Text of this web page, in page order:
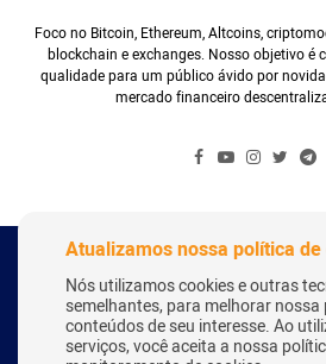
Foco no Bitcoin, Ethereum, Altcoins,
blockchain e exchanges. Nosso objetivo é
qualidade para um público ávido por
mercado financeiro
Copyright Webitcoin 2018 - Todos os
Desenvolvido por: Herick
Atualizamos nossa política
Nós utilizamos cookies e outras
semelhantes, para melhorar
conteúdos de seu interesse. Ao
serviços, você aceita a nossa